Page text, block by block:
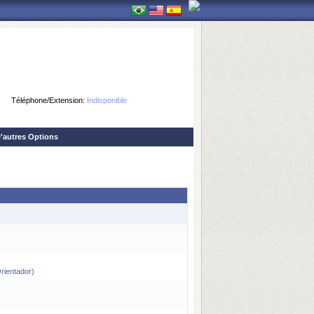
Téléphone/Extension: Indisponible
Options